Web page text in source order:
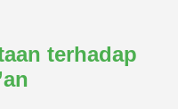
terhadap